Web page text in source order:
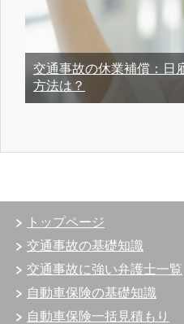
交通事故の休業補償：日
方法は？
トップページ
交通事故の基礎知識
交通事故に強い弁護士一覧
自動車保険の基礎知識
自動車保険一括見積もり